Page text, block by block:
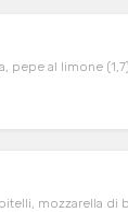
pepe al limone (1,7)
mozzarella di